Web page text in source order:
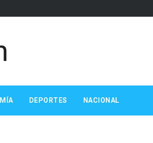
DEPORTES NACIONAL